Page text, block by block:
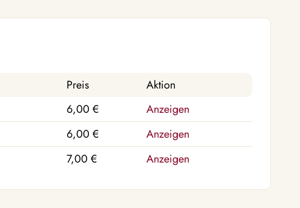
Preis
Aktion
6,00 €
Anzeigen
6,00 €
Anzeigen
7,00 € Anzeigen